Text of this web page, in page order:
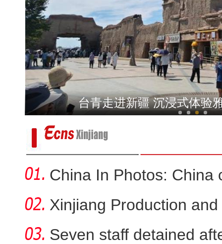
新疆乌恰：三头骆驼深陷戈壁淤泥
华裔青少年“寻根”天山：
China In Photos: China
Xinjiang Production
Seven staff detained